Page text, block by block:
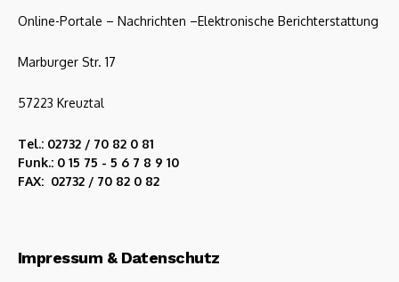
Online-Portale – Nachrichten –Elektronische Berichterstattung
Marburger Str. 17
57223 Kreuztal
Tel.: 02732 / 70 82 0 81
Funk.: 0 15 75 - 5 6 7 8 9 10
FAX: 02732 / 70 82 0 82
Impressum & Datenschutz